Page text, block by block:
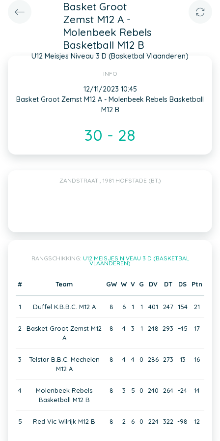
Basket Groot
Zemst M12 A -
Molenbeek Rebels
Basketball M12 B
U12 Meisjes Niveau 3 D (Basketbal Vlaanderen)
INFO
12/11/2023 10:45
Basket Groot Zemst M12 A - Molenbeek Rebels Basketball
M12 B
30 - 28
ZANDSTRAAT , 1981 HOFSTADE (BT.)
RANGSCHIKKING: U12 MEISJES NIVEAU 3 D (BASKETBAL
VLAANDEREN)
# Team GW W V G DV DT DS Ptn
1 Duffel K.B.B.C. M12 A 8 6 1 1 401 247 154 21
2
Basket Groot Zemst M12
A
8 4 3 1 248 293 -45 17
3
Telstar B.B.C. Mechelen
M12 A
8 4 4 0 286 273 13 16
4
Molenbeek Rebels
Basketball M12 B
8 3 5 0 240 264 -24 14
5 Red Vic Wilrijk M12 B 8 2 6 0 224 322 -98 12